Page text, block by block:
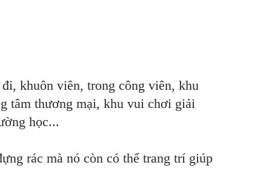
khuôn viên, trong công viên, khu
tâm thương mại, khu vui chơi giải
học...
rác mà nó còn có thể trang trí giúp